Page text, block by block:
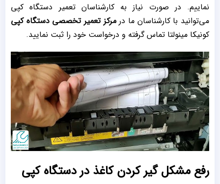
نماییم. در صورت نیاز به کارشناسان تعمیر دستگاه کپی
می‌توانید با کارشناسان ما در مرکز تعمیر تخصصی دستگاه کپی
کونیکا مینولتا تماس گرفته و درخواست خود را ثبت نمایید.
رفع مشکل گیر کردن کاغذ در دستگاه کپی